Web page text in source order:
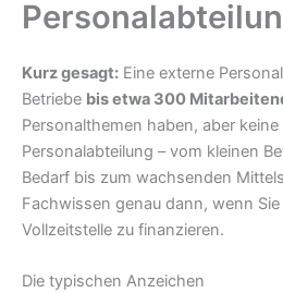
Kurz gesagt: Eine externe
Betriebe bis etwa 300
Personalthemen haben, aber keine
Personalabteilung – vom kleinen
Bedarf bis zum wachsenden
Fachwissen genau dann, wenn
Vollzeitstelle zu finanzieren.
Die typischen Anzeichen